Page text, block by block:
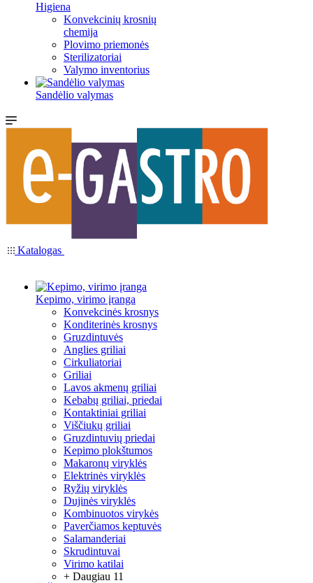
Higiena
Konvekcinių krosnių
chemija
Plovimo priemonės
Sterilizatoriai
Valymo inventorius
Sandėlio valymas
Katalogas
Kepimo, virimo įranga
Konvekcinės krosnys
Konditerinės krosnys
Gruzdintuvės
Anglies griliai
Cirkuliatoriai
Griliai
Lavos akmenų griliai
Kebabų griliai, priedai
Kontaktiniai griliai
Viščiukų griliai
Gruzdintuvių priedai
Kepimo plokštumos
Makaronų viryklės
Elektrinės viryklės
Ryžių viryklės
Dujinės viryklės
Kombinuotos virykės
Paverčiamos keptuvės
Salamanderiai
Skrudintuvai
Virimo katilai
+ Daugiau 11